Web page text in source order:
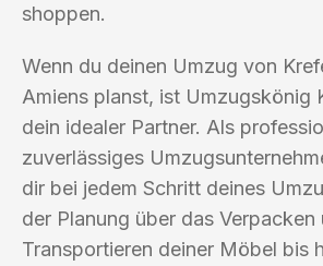
shoppen.
Wenn du deinen Umzug von
Amiens planst, ist Umzugskönig
dein idealer Partner. Als
zuverlässiges
dir bei jedem Schritt deines
der Planung über das Verpacken
Transportieren deiner Möbel bis